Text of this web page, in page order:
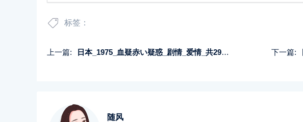
标签：
上一篇: 日本_1975_血疑赤い疑惑_剧情_爱情_共29集_国日双语.中文字幕_vob每集约1.0GB_DVD也不知道是哪一版.权当盲盒吧 下一篇:
随风